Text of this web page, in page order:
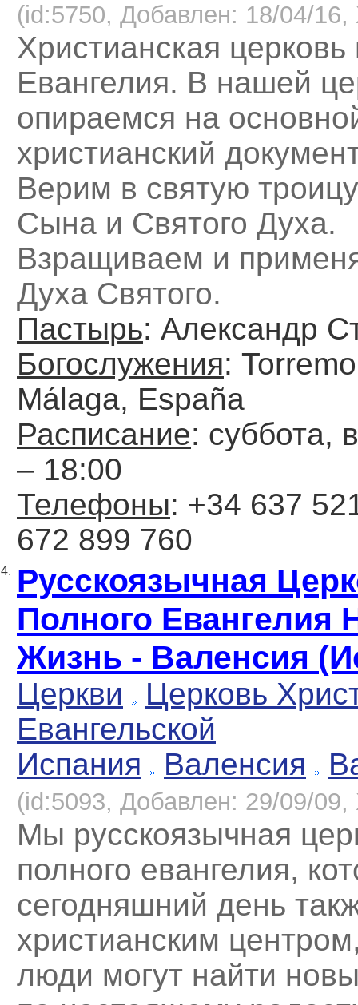
(id:5750, Добавлен: 18/04/16,
Xристианская церковь
Евангелия. В нашей
опираемся на
христианский
Верим в святую
Сына и Святого Духа.
Взращиваем и
Духа Святого.
Пастырь: Александр
Богослужения:
Málaga, España
Расписание: суббота,
– 18:00
Телефоны: +34 637
672 899 760
4. Русскоязычная
Полного Евангелия
Жизнь - Валенсия
Церкви
Церковь
Евангельской
Испания
Валенсия
(id:5093, Добавлен: 29/09/09,
Мы русскоязычная
полного евангелия,
сегодняшний день
христианским
люди могут найти